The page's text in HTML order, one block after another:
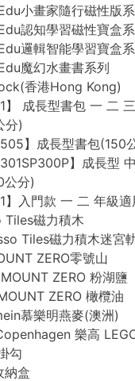
小畫家隨行磁性版
認知學習磁性寶盒
邏輯智能學習寶盒
魔幻水畫書系列
香港Hong Kong)
】 成長型書包 一 二
分)
】成長型書包(150
】成長型
公分)
】入門款 一 二 年級
Tiles磁力積木
Tiles磁力積木迷宮
ZERO零號山
ZERO 粉湖鹽
ZERO 橄欖油
慕樂明燕麥(澳洲)
樂高
勾
納盒